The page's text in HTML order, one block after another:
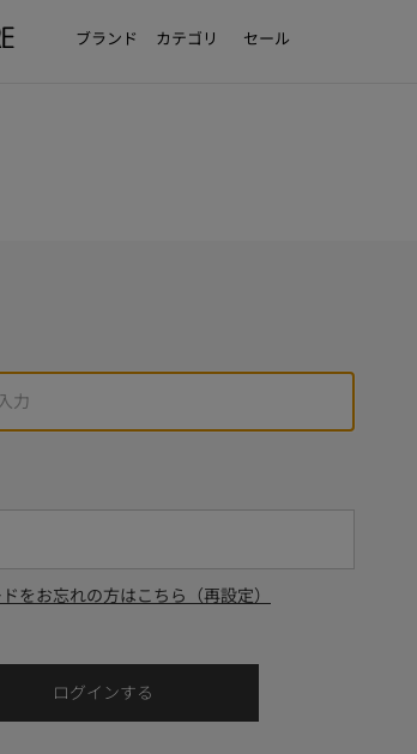
ブランド カテゴリ セール
をお忘れの方はこちら（再設定）